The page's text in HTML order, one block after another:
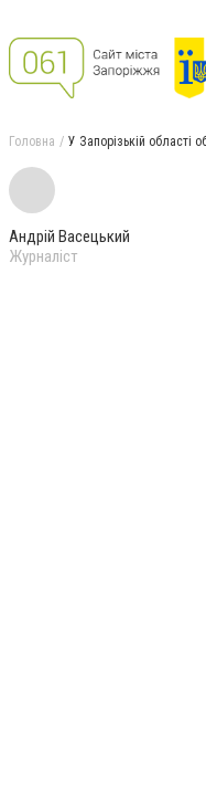
Головна У Запорізькій області
Андрій Васецький
Журналіст